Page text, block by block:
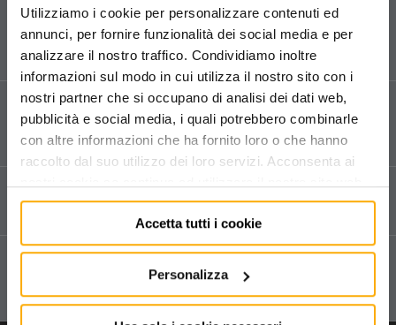
Utilizziamo i cookie per personalizzare contenuti ed
annunci, per fornire funzionalità dei social media e per
analizzare il nostro traffico. Condividiamo inoltre
informazioni sul modo in cui utilizza il nostro sito con i
nostri partner che si occupano di analisi dei dati web,
pubblicità e social media, i quali potrebbero combinarle
con altre informazioni che ha fornito loro o che hanno
raccolto dal suo utilizzo dei loro servizi. Acconsenta ai
Accetta tutti i cookie
Personalizza
inserti e portainserti
pinze e tronchesi
martelli e scalpelli
utensili per misurare e tracciare
flessometri, righe graduate, rotelle metriche
squadre, goniometri, rapporti d'angolo
utensili per tagliare e manutenzioni varie
Servizio clienti
Contattaciper ricevere informazioni sul tuo ordine
e sui nostri prodotti.
Assistenza tecnica
Vendita e assistenza tecnica dedicata in tutta Italia.
Compila il formper richiedere assistenza.
Spedizioni e reso
Acquisto sicuro
Su autoattrezzature.it I tuoi pagamenti online sono
sempre protetti.